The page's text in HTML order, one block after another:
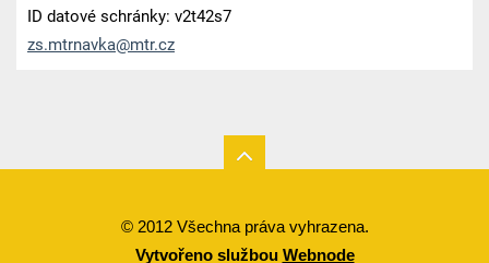
ID datové schránky: v2t42s7
zs.mtrnavka@mtr.cz
© 2012 Všechna práva vyhrazena.
Vytvořeno službou Webnode